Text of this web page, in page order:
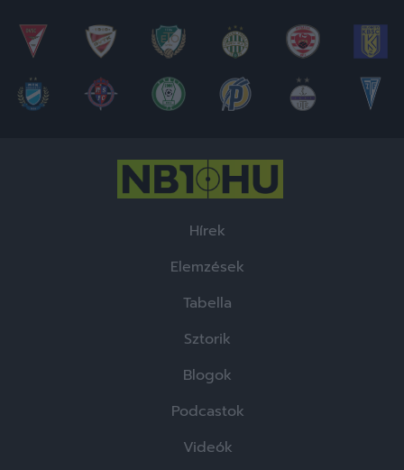
Hírek
Elemzések
Tabella
Sztorik
Blogok
Podcastok
Videók